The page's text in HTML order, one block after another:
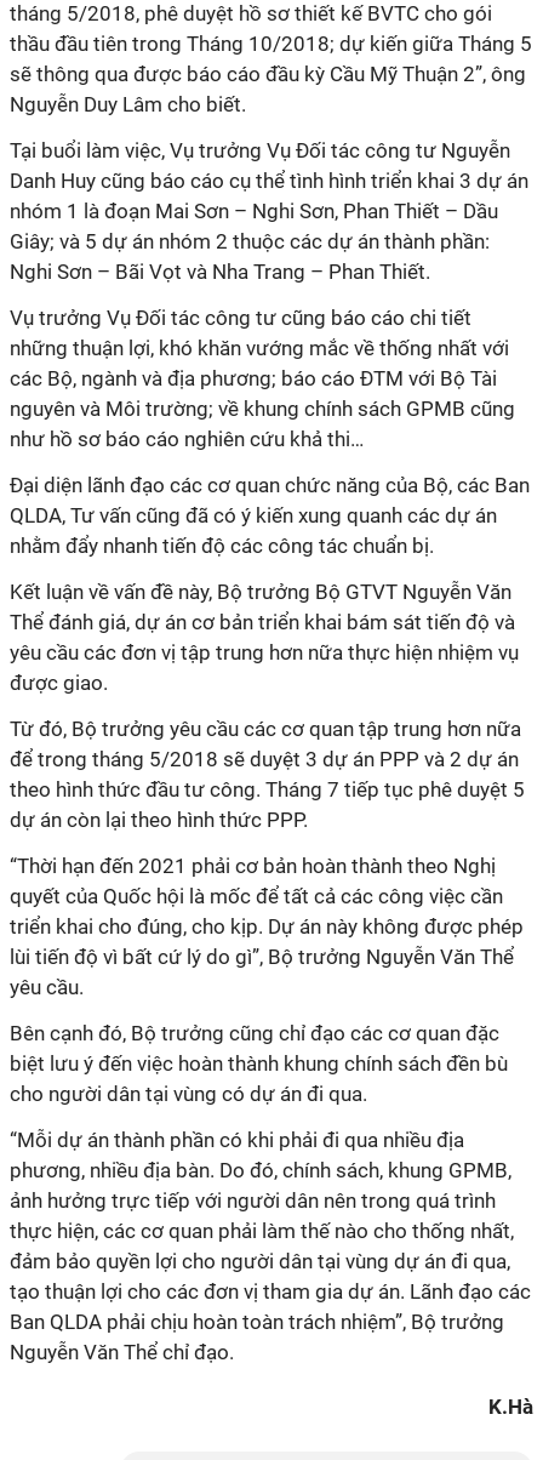
tháng 5/2018, phê duyệt hồ sơ thiết kế BVTC cho gói
thầu đầu tiên trong Tháng 10/2018; dự kiến giữa Tháng 5
sẽ thông qua được báo cáo đầu kỳ Cầu Mỹ Thuận 2”, ông
Nguyễn Duy Lâm cho biết.
Tại buổi làm việc, Vụ trưởng Vụ Đối tác công tư Nguyễn
Danh Huy cũng báo cáo cụ thể tình hình triển khai 3 dự án
nhóm 1 là đoạn Mai Sơn – Nghi Sơn, Phan Thiết – Dầu
Giây; và 5 dự án nhóm 2 thuộc các dự án thành phần:
Nghi Sơn – Bãi Vọt và Nha Trang – Phan Thiết.
Vụ trưởng Vụ Đối tác công tư cũng báo cáo chi tiết
những thuận lợi, khó khăn vướng mắc về thống nhất với
các Bộ, ngành và địa phương; báo cáo ĐTM với Bộ Tài
nguyên và Môi trường; về khung chính sách GPMB cũng
như hồ sơ báo cáo nghiên cứu khả thi…
Đại diện lãnh đạo các cơ quan chức năng của Bộ, các Ban
QLDA, Tư vấn cũng đã có ý kiến xung quanh các dự án
nhằm đẩy nhanh tiến độ các công tác chuẩn bị.
Kết luận về vấn đề này, Bộ trưởng Bộ GTVT Nguyễn Văn
Thể đánh giá, dự án cơ bản triển khai bám sát tiến độ và
yêu cầu các đơn vị tập trung hơn nữa thực hiện nhiệm vụ
được giao.
Từ đó, Bộ trưởng yêu cầu các cơ quan tập trung hơn nữa
để trong tháng 5/2018 sẽ duyệt 3 dự án PPP và 2 dự án
theo hình thức đầu tư công. Tháng 7 tiếp tục phê duyệt 5
dự án còn lại theo hình thức PPP.
“Thời hạn đến 2021 phải cơ bản hoàn thành theo Nghị
quyết của Quốc hội là mốc để tất cả các công việc cần
triển khai cho đúng, cho kịp. Dự án này không được phép
lùi tiến độ vì bất cứ lý do gì”, Bộ trưởng Nguyễn Văn Thể
yêu cầu.
Bên cạnh đó, Bộ trưởng cũng chỉ đạo các cơ quan đặc
biệt lưu ý đến việc hoàn thành khung chính sách đền bù
cho người dân tại vùng có dự án đi qua.
“Mỗi dự án thành phần có khi phải đi qua nhiều địa
phương, nhiều địa bàn. Do đó, chính sách, khung GPMB,
ảnh hưởng trực tiếp với người dân nên trong quá trình
thực hiện, các cơ quan phải làm thế nào cho thống nhất,
đảm bảo quyền lợi cho người dân tại vùng dự án đi qua,
tạo thuận lợi cho các đơn vị tham gia dự án. Lãnh đạo các
Ban QLDA phải chịu hoàn toàn trách nhiệm”, Bộ trưởng
Nguyễn Văn Thể chỉ đạo.
K.Hà